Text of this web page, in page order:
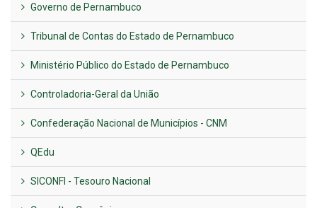
Governo de Pernambuco
Tribunal de Contas do Estado de Pernambuco
Ministério Público do Estado de Pernambuco
Controladoria-Geral da União
Confederação Nacional de Municípios - CNM
QEdu
SICONFI - Tesouro Nacional